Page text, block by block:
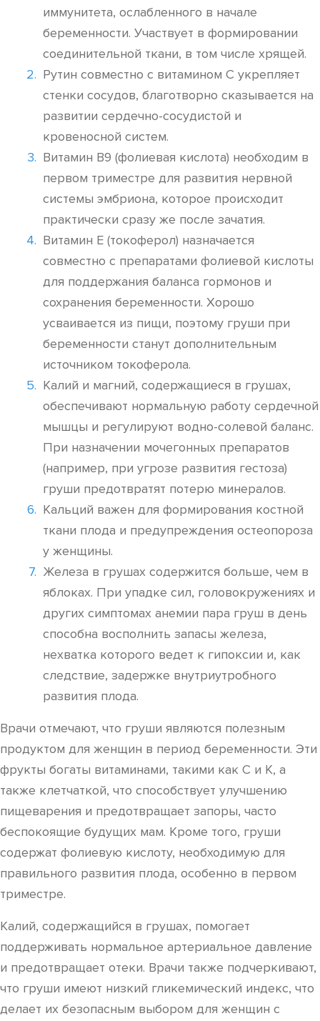
иммунитета, ослабленного в начале
беременности. Участвует в формировании
соединительной ткани, в том числе хрящей.
Рутин совместно с витамином С укрепляет
стенки сосудов, благотворно сказывается на
развитии сердечно-сосудистой и
кровеносной систем.
Витамин В9 (фолиевая кислота) необходим в
первом триместре для развития нервной
системы эмбриона, которое происходит
практически сразу же после зачатия.
Витамин Е (токоферол) назначается
совместно с препаратами фолиевой кислоты
для поддержания баланса гормонов и
сохранения беременности. Хорошо
усваивается из пищи, поэтому груши при
беременности станут дополнительным
источником токоферола.
Калий и магний, содержащиеся в грушах,
обеспечивают нормальную работу сердечной
мышцы и регулируют водно-солевой баланс.
При назначении мочегонных препаратов
(например, при угрозе развития гестоза)
груши предотвратят потерю минералов.
Кальций важен для формирования костной
ткани плода и предупреждения остеопороза
у женщины.
Железа в грушах содержится больше, чем в
яблоках. При упадке сил, головокружениях и
других симптомах анемии пара груш в день
способна восполнить запасы железа,
нехватка которого ведет к гипоксии и, как
следствие, задержке внутриутробного
развития плода.
Врачи отмечают, что груши являются полезным
продуктом для женщин в период беременности. Эти
фрукты богаты витаминами, такими как C и K, а
также клетчаткой, что способствует улучшению
пищеварения и предотвращает запоры, часто
беспокоящие будущих мам. Кроме того, груши
содержат фолиевую кислоту, необходимую для
правильного развития плода, особенно в первом
триместре.
Калий, содержащийся в грушах, помогает
поддерживать нормальное артериальное давление
и предотвращает отеки. Врачи также подчеркивают,
что груши имеют низкий гликемический индекс, что
делает их безопасным выбором для женщин с